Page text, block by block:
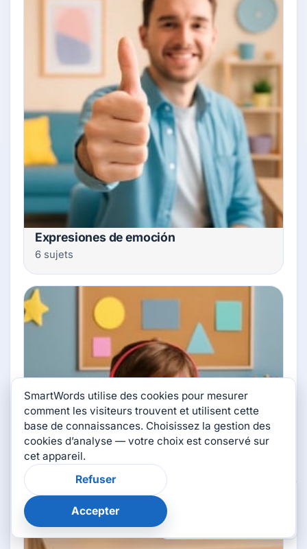
Expresiones de emoción
6 sujets
SmartWords utilise des cookies pour mesurer
comment les visiteurs trouvent et utilisent cette
base de connaissances. Choisissez la gestion des
cookies d’analyse — votre choix est conservé sur
cet appareil.
Refuser
Accepter